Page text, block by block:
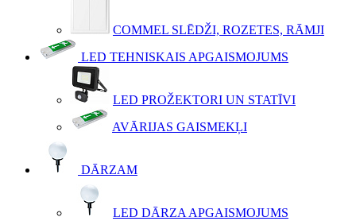
COMMEL SLĒDŽI, ROZETES, RĀMJI
LED TEHNISKAIS APGAISMOJUMS
LED PROŽEKTORI UN STATĪVI
AVĀRIJAS GAISMEKĻI
DĀRZAM
LED DĀRZA APGAISMOJUMS